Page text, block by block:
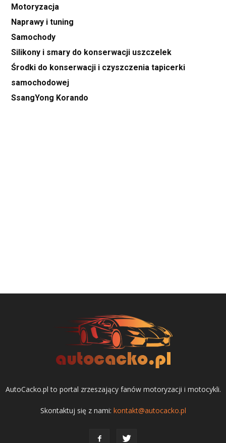
Motoryzacja
Naprawy i tuning
Samochody
Silikony i smary do konserwacji uszczelek
Środki do konserwacji i czyszczenia tapicerki
samochodowej
SsangYong Korando
AutoCacko.pl to portal zrzeszający fanów motoryzacji i motocykli.
Skontaktuj się z nami: kontakt@autocacko.pl